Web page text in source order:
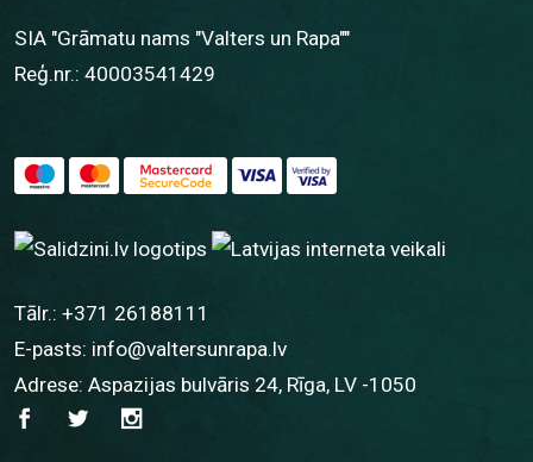
SIA "Grāmatu nams "Valters un Rapa""
Reģ.nr.: 40003541429
Tālr.: +371 26188111
E-pasts: info@valtersunrapa.lv
Adrese: Aspazijas bulvāris 24, Rīga, LV -1050